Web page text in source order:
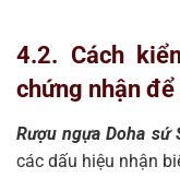
4.2. Cách
chứng nhận
Rượu ngựa Doha sứ
các dấu hiệu nhận